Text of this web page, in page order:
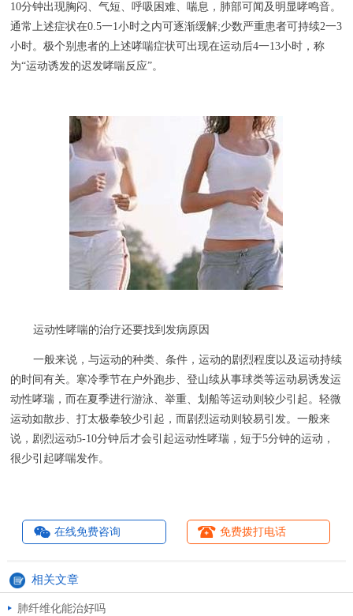
10分钟出现胸闷、气短、呼吸困难、喘息，肺部可闻及明显哮鸣音。
通常上述症状在0.5一1小时之内可逐渐缓解;少数严重患者可持续2一3
小时。极个别患者的上述哮喘症状可出现在运动后4一13小时，称
为“运动诱发的迟发哮喘反应”。
运动性哮喘的治疗还要找到发病原因
一般来说，与运动的种类、条件，运动的剧烈程度以及运动持续
的时间有关。寒冷季节在户外跑步、登山续从事球类等运动易诱发运
动性哮瑞，而在夏季进行游泳、举重、划船等运动则较少引起。轻微
运动如散步、打太极拳较少引起，而剧烈运动则较易引发。一般来
说，剧烈运动5-10分钟后才会引起运动性哮瑞，短于5分钟的运动，
很少引起哮喘发作。
在线免费咨询 免费拨打电话
相关文章
肺纤维化能治好吗